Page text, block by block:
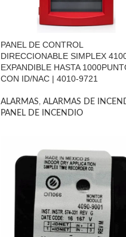
PANEL DE CONTROL
DIRECCIONABLE SIMPLEX
EXPANDIBLE HASTA
CON ID/NAC | 4010-9721
ALARMAS, ALARMAS DE
PANEL DE INCENDIO